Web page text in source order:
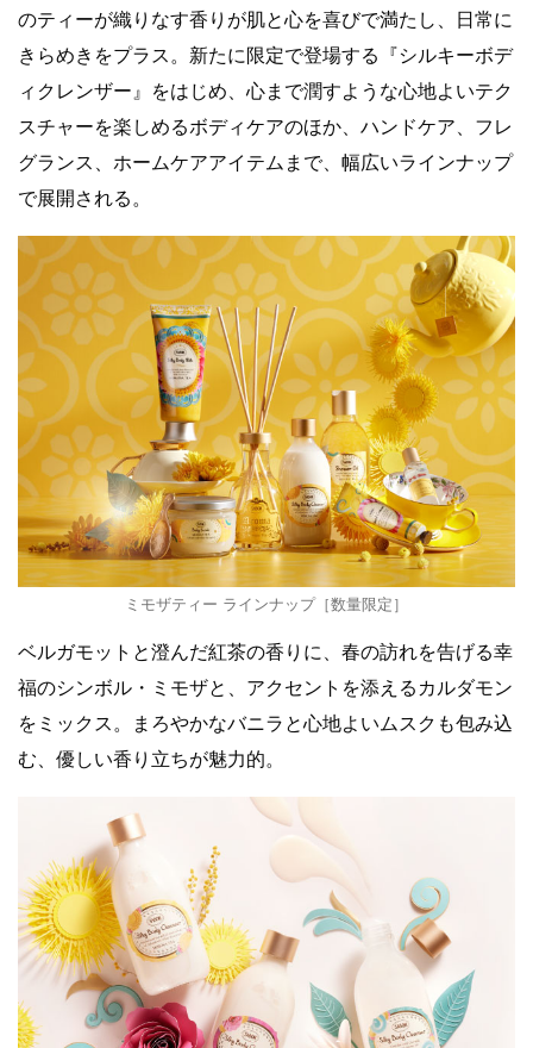
のティーが織りなす香りが肌と心を喜びで満たし、日常に
きらめきをプラス。新たに限定で登場する『シルキーボデ
ィクレンザー』をはじめ、心まで潤すような心地よいテク
スチャーを楽しめるボディケアのほか、ハンドケア、フレ
グランス、ホームケアアイテムまで、幅広いラインナップ
で展開される。
ミモザティー ラインナップ［数量限定］
ベルガモットと澄んだ紅茶の香りに、春の訪れを告げる幸
福のシンボル・ミモザと、アクセントを添えるカルダモン
をミックス。まろやかなバニラと心地よいムスクも包み込
む、優しい香り立ちが魅力的。